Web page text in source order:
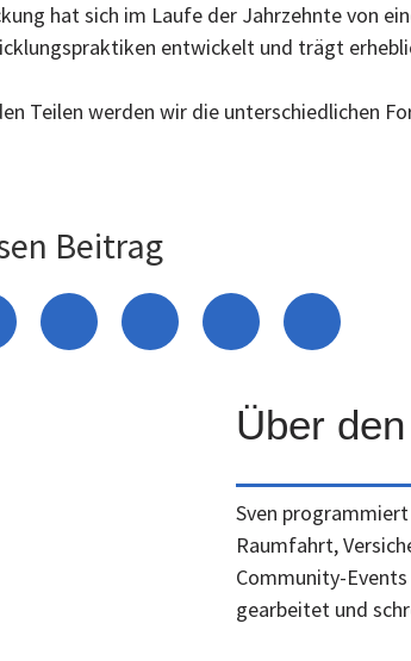
hat sich im Laufe der Jahrzehnte von
entwickelt und trägt
Teilen werden wir die unterschiedlichen
Beitrag
Über
Sven
Raumfahrt,
Community-
gearbeitet und